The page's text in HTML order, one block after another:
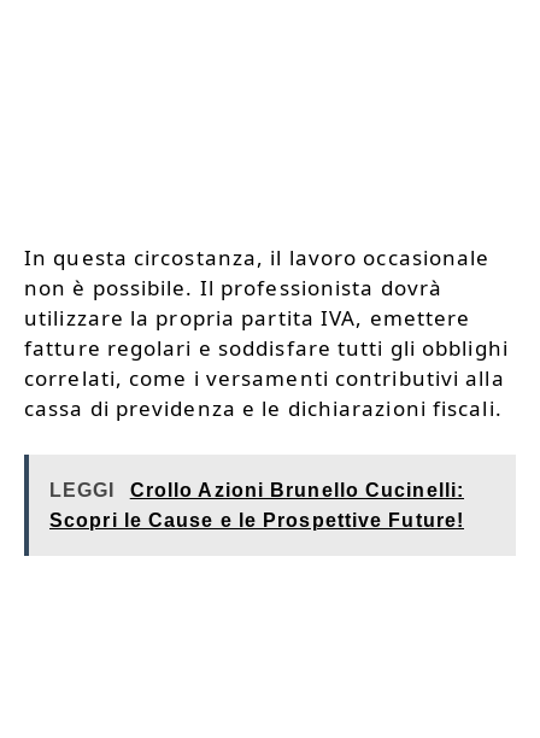
In questa circostanza, il lavoro occasionale
non è possibile. Il professionista dovrà
utilizzare la propria partita IVA, emettere
fatture regolari e soddisfare tutti gli obblighi
correlati, come i versamenti contributivi alla
cassa di previdenza e le dichiarazioni fiscali.
LEGGI
Crollo Azioni Brunello Cucinelli:
Scopri le Cause e le Prospettive Future!